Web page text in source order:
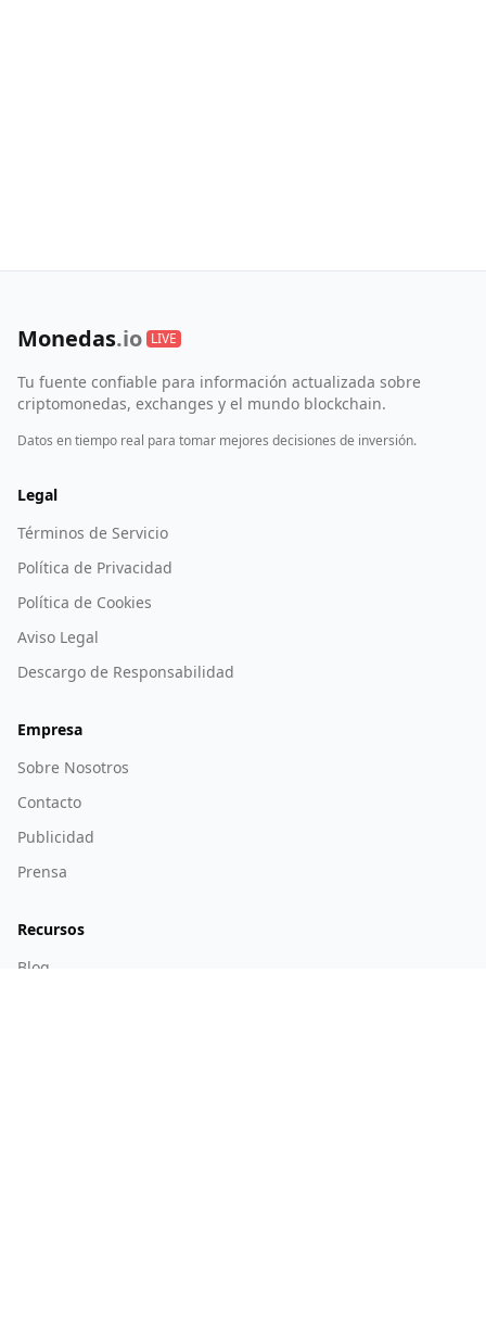
Monedas.io LIVE
Tu fuente confiable para información actualizada sobre
criptomonedas, exchanges y el mundo blockchain.
Datos en tiempo real para tomar mejores decisiones de inversión.
Legal
Términos de Servicio
Política de Privacidad
Política de Cookies
Aviso Legal
Descargo de Responsabilidad
Empresa
Sobre Nosotros
Contacto
Publicidad
Prensa
Recursos
Blog